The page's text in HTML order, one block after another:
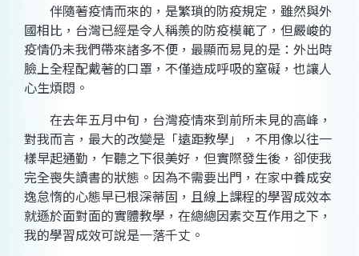
伴隨著疫情而來的，是繁瑣的防疫規定，雖然與外
國相比，台灣已經是令人稱羨的防疫模範了，但嚴峻的
疫情仍未我們帶來諸多不便，最顯而易見的是：外出時
臉上全程配戴著的口罩，不僅造成呼吸的窒礙，也讓人
心生煩悶。
在去年五月中旬，台灣疫情來到前所未見的高峰，
對我而言，最大的改變是「遠距教學」，不用像以往一
樣早起通勤，乍聽之下很美好，但實際發生後，卻使我
完全喪失讀書的狀態。因為不需要出門，在家中養成安
逸怠惰的心態早已根深蒂固，且線上課程的學習成效本
就遜於面對面的實體教學，在總總因素交互作用之下，
我的學習成效可說是一落千丈。